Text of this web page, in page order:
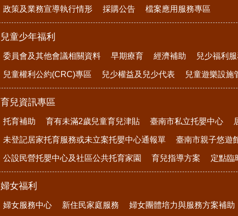
政策及業務宣導執行情形 採購公告 檔案應用服務專區
兒童少年福利
委員會及其他會議相關資料 早期療育 經濟補助 兒少福利
兒童權利公約(CRC)專區 兒少權益及兒少代表 兒童遊樂設施
育兒資訊專區
托育補助 育有未滿2歲兒童育兒津貼 臺南市私立托嬰中心
未登記居家托育服務或未立案托嬰中心通報單 臺南市親子悠遊
公設民營托嬰中心及社區公共托育家園 育兒指導方案 定點臨
婦女福利
婦女服務中心 新住民家庭服務 婦女團體培力與服務方案補助